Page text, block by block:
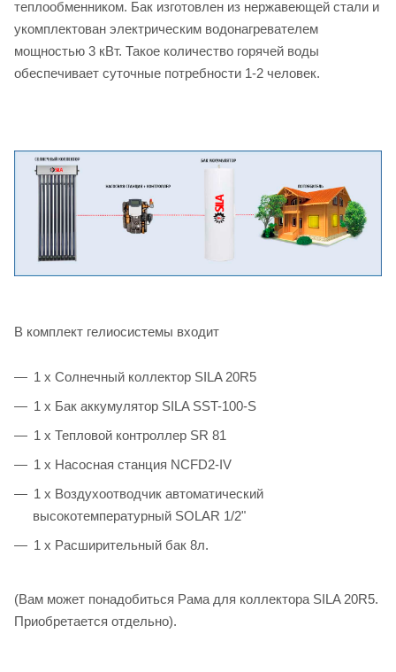
теплообменником. Бак изготовлен из нержавеющей стали и
укомплектован электрическим водонагревателем
мощностью 3 кВт. Такое количество горячей воды
обеспечивает суточные потребности 1-2 человек.
В комплект гелиосистемы входит
1 x Солнечный коллектор SILA 20R5
1 х Бак аккумулятор SILA SST-100-S
1 x Тепловой контроллер SR 81
1 x Насосная станция NCFD2-IV
1 x Воздухоотводчик автоматический
высокотемпературный SOLAR 1/2"
1 x Расширительный бак 8л.
(Вам может понадобиться Рама для коллектора SILA 20R5.
Приобретается отдельно).